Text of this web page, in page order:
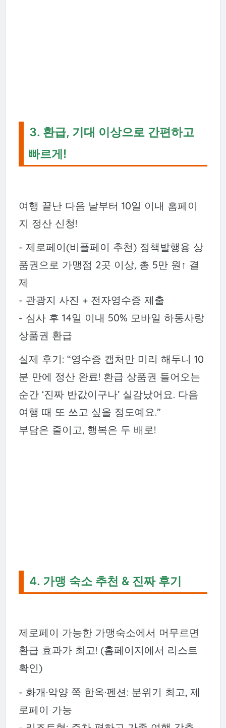
3. 환급, 기대 이상으로 간편하고
빠르게!
여행 끝난 다음 날부터 10일 이내 홈페이
지 정산 신청!
- 제로페이(비플페이 추천) 정책발행용 상
품권으로 가맹점 2곳 이상, 총 5만 원↑ 결
제
- 관광지 사진 + 전자영수증 제출
- 심사 후 14일 이내 50% 모바일 하동사랑
상품권 환급
실제 후기: “영수증 캡처만 미리 해두니 10
분 만에 정산 완료! 환급 상품권 들어오는
순간 ‘진짜 반값이구나’ 실감났어요. 다음
여행 때 또 쓰고 싶을 정도예요.”
부담은 줄이고, 행복은 두 배로!
4. 가맹 숙소 추천 & 진짜 후기
제로페이 가능한 가맹숙소에서 머무르면
환급 효과가 최고! (홈페이지에서 리스트
확인)
- 화개·악양 쪽 한옥·펜션: 분위기 최고, 제
로페이 가능